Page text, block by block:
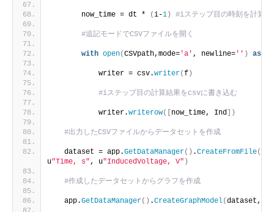
       now_time = dt *
(i-1) #iステップ目の時刻を計算
#追記モードでCSVファイルを開く
with open(CSVpath,mode= 'a' , newline= '' ) as
           writer = csv.
writer(f)
#iステップ目の計算結果をcsvに書き込む
           writer.
writerow([now_time, Ind])
#出力したCSVファイルからデータセットを作成
   dataset = app.
GetDataManager() .CreateFromFile(
u"Time, s" , u"InducedVoltage, V" )
#作成したデータセットからグラフを作成
   app.
GetDataManager() .CreateGraphModel(dataset,